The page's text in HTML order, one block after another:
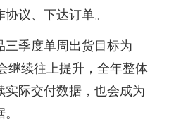
议、下达订单。
季度单周出货目标为
继续往上提升，全年整体
际交付数据，也会成为